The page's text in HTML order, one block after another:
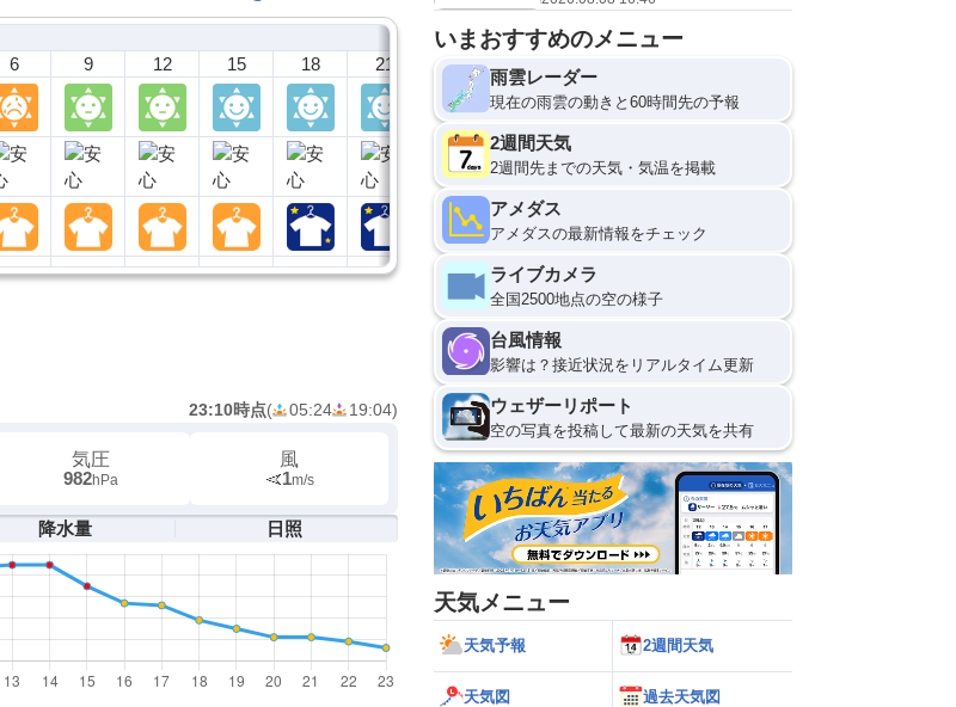
6 9 12 15 18 21
10日(月)
0
23:10時点( 05:24 19:04)
気圧
982hPa
風
1m/s
降水量 日照
いまおすすめのメニュー
雨雲レーダー
現在の雨雲の動きと60時間先の予報
2週間天気
2週間先までの天気・気温を掲載
アメダス
アメダスの最新情報をチェック
ライブカメラ
全国2500地点の空の様子
台風情報
影響は？接近状況をリアルタイム更新
ウェザーリポート
空の写真を投稿して最新の天気を共有
天気メニュー
天気予報 2週間天気
天気図 過去天気図